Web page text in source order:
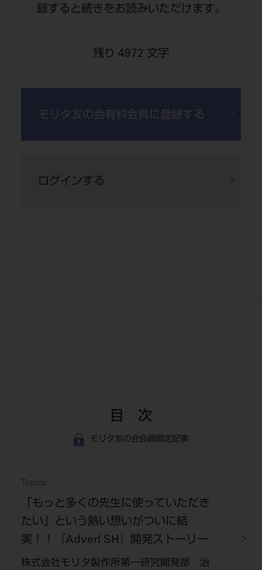
る。このことは、図6でのフレーム先
エナメル上のインターナルステインは
図9 形態チェックポイントを意識し
録すると続きをお読みいただけます。
残り 4972 文字
モリタ友の会有料会員に登録する
ログインする
目 次
モリタ友の会会員限定記事
Topics
「もっと多くの先生に使っていただき
たい」という熱い想いがついに結
実！！『Adverl SH』開発ストーリー
株式会社モリタ製作所第一研究開発部 治